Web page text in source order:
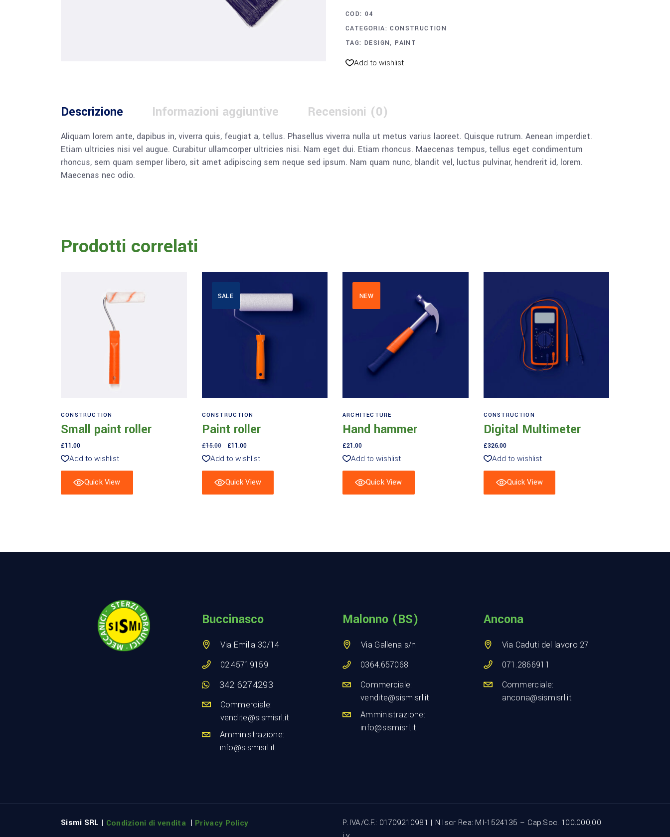
COD: 04
CATEGORIA:CONSTRUCTION
TAG: DESIGN,PAINT
Add to wishlist
Descrizione Informazioni aggiuntive Recensioni (0)
Aliquam lorem ante, dapibus in, viverra quis, feugiat a, tellus. Phasellus viverra nulla ut metus varius laoreet. Quisque rutrum. Aenean imperdiet.
Etiam ultricies nisi vel augue. Curabitur ullamcorper ultricies nisi. Nam eget dui. Etiam rhoncus. Maecenas tempus, tellus eget condimentum
rhoncus, sem quam semper libero, sit amet adipiscing sem neque sed ipsum. Nam quam nunc, blandit vel, luctus pulvinar, hendrerit id, lorem.
Maecenas nec odio.
Prodotti correlati
Aggiungi al carrello
CONSTRUCTION
Small paint roller
£11.00
Add to wishlist
Quick View
SALE
Aggiungi al carrello
CONSTRUCTION
Paint roller
£15.00 Il
originale
£15.00.
£11.00Il
attuale
£11.00.
Add to wishlist
Quick View
NEW
Aggiungi al carrello
ARCHITECTURE
Hand hammer
£21.00
Add to wishlist
Quick View
Aggiungi al carrello
CONSTRUCTION
Digital Multimeter
£326.00
Add to wishlist
Quick View
Buccinasco
Via Emilia 30/14
02.45719159
342 6274293
Commerciale:
vendite@sismisrl.it
Amministrazione:
info@sismisrl.it
Malonno (BS)
Via Gallena s/n
0364.657068
Commerciale:
vendite@sismisrl.it
Amministrazione:
info@sismisrl.it
Ancona
Via Caduti del lavoro 27
071.2866911
Commerciale:
ancona@sismisrl.it
Sismi SRL | Condizioni di vendita | Privacy Policy
P.IVA/C.F.: 01709210981 | N.Iscr Rea: MI-1524135 – Cap.Soc. 100.000,00